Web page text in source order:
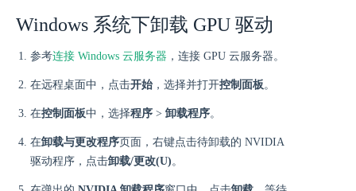
Windows 系统下卸载 GPU 驱动
参考连接 Windows 云服务器 ，连接 GPU 云服务器。
在远程桌面中，点击开始 ，选择并打开控制面板 。
在控制面板中，选择程序 > 卸载程序。
在卸载与更改程序页面，右键点击待卸载的 NVIDIA
驱动程序，点击卸载/更改(U) 。